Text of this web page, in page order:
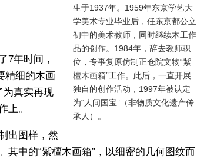
生于1937年。1959年东京学艺大
学美术专业毕业后，任东京都公立
初中的美术教师，同时继续木工作
品的创作。1984年，辞去教师职
位，专事复原仿制正仓院文物“紫
檀木画箱”工作。此后，一直开展
独自的创作活动，1997年被认定
为“人间国宝”（非物质文化遗产传
承人）。
7年时间，
精细的木画
为真实再现
上。
出图样，然
其中的“紫檀木画箱”，以细密的几何图纹而